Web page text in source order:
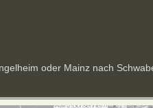
oder Mainz nach